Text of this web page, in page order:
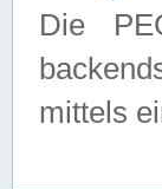
Die
mittels